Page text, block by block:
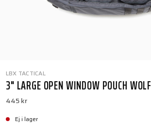
LBX TACTICAL
3" LARGE OPEN WINDOW POUCH WOLF
445 kr
Ej i lager